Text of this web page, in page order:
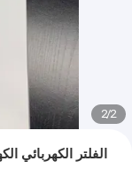
2
/
2
الفلتر الكهربائي